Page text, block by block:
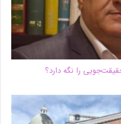
را نگه دارد؟